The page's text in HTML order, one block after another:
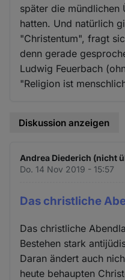
später die mündlichen
hatten. Und natürlich
"Christentum", fragt
denn gerade
Ludwig Feuerbach
"Religion ist
Diskussion anzeigen
Andrea Diederich (nicht
Do. 14 Nov 2019 - 15:57
Das christliche
Das christliche
Bestehen stark
Daran ändert auch
heute behaupten